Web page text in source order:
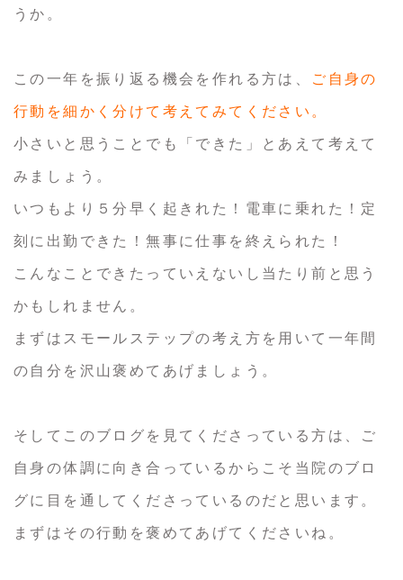
うか。
この一年を振り返る機会を作れる方は、 ご自身の
行動を細かく分けて考えてみてください。
小さいと思うことでも「できた」とあえて考えて
みましょう。
いつもより５分早く起きれた！電車に乗れた！定
刻に出勤できた！無事に仕事を終えられた！
こんなことできたっていえないし当たり前と思う
かもしれません。
まずはスモールステップの考え方を用いて一年間
の自分を沢山褒めてあげましょう。
そしてこのブログを見てくださっている方は、ご
自身の体調に向き合っているからこそ当院のブロ
グに目を通してくださっているのだと思います。
まずはその行動を褒めてあげてくださいね。